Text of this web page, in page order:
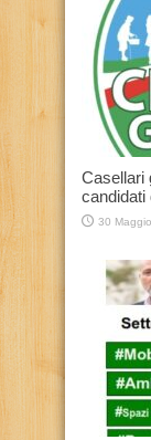
Casellari
candidati
30